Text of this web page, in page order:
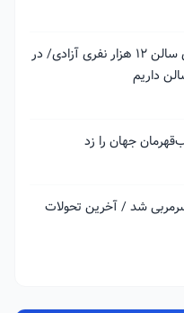
سالن ۱۸ هزار نفری به جای سالن ۱۲ هزار نفری آزادی/ در
داریم
جهان را زد
شد / آخرین تحولات